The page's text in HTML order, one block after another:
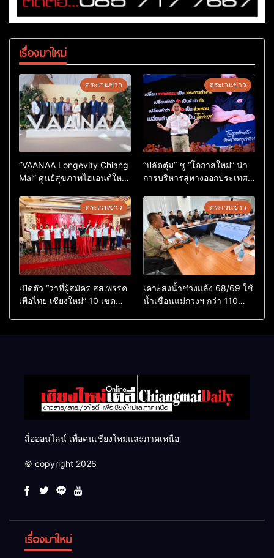
เรื่องมาใหม่
ตระเวนข่าว
“VAANAA Longevity Chiang
Mai” ศูนย์สุขภาพไฮเอนต์ใหญ่
ตระเวนข่าว
“ปลัดตุ๋ม” ชู “โอกาสใหม่” นำ
การบริหารสู่ทางออกประเทศ
ตระเวนข่าว
เปิดตัว “ว่าที่ผู้สมัคร สส.พรรค
เพื่อไทย เชียงใหม่” 10 เขต
ตระเวนข่าว
เคาะส่งน้ำช่วงแล้ง 68/69 ใช้
น้ำเขื่อนแม่กวงฯ กว่า 110
สื่อออนไลน์ เพื่อคนเชียงใหม่และภาคเหนือ
© copyright 2026
เรื่องมาใหม่